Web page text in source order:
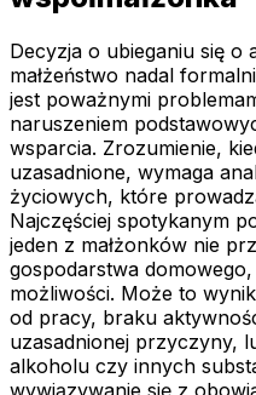
Decyzja o ubieganiu się o
małżeństwo nadal
jest poważnymi
naruszeniem
wsparcia. Zrozumienie,
uzasadnione, wymaga
życiowych, które
Najczęściej spotykanym
jeden z małżonków nie
gospodarstwa
możliwości. Może to
od pracy, braku
uzasadnionej przyczyny,
alkoholu czy innych